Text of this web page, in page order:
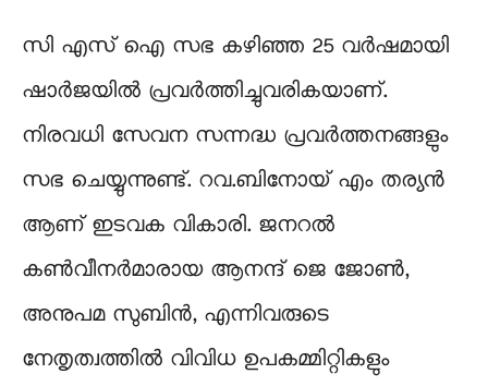
സി എസ് ഐ സഭ കഴിഞ്ഞ 25 വർഷമായി
ഷാർജയിൽ പ്രവർത്തിച്ചുവരികയാണ്.
നിരവധി സേവന സന്നദ്ധ പ്രവർത്തനങ്ങളും
സഭ ചെയ്യുന്നുണ്ട്. റവ.ബിനോയ് എം തര്യൻ
ആണ് ഇടവക വികാരി. ജനറൽ
കൺവീനർമാരായ ആനന്ദ് ജെ ജോൺ,
അനുപമ സുബിൻ, എന്നിവരുടെ
നേതൃത്വത്തിൽ വിവിധ ഉപകമ്മിറ്റികളും